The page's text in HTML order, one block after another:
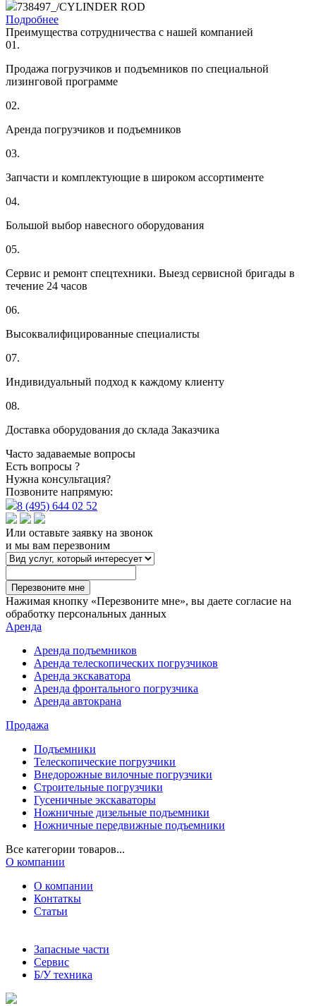
738497_/CYLINDER ROD
Подробнее
Преимущества сотрудничества с нашей компанией
01.
Продажа погрузчиков и подъемников по специальной
лизинговой программе
02.
Аренда погрузчиков и подъемников
03.
Запчасти и комплектующие в широком ассортименте
04.
Большой выбор навесного оборудования
05.
Сервис и ремонт спецтехники. Выезд сервисной бригады в
течение 24 часов
06.
Высоквалифицированные специалисты
07.
Индивидуальный подход к каждому клиенту
08.
Доставка оборудования до склада Заказчика
Часто задаваемые вопросы
Есть вопросы ?
Нужна консультация?
Позвоните напрямую:
8 (495) 644 02 52
Или оставьте заявку на звонок
и мы вам перезвоним
Перезвоните мне
Нажимая кнопку «Перезвоните мне», вы даете согласие на
обработку персональных данных
Аренда
Аренда подъемников
Аренда телескопических погрузчиков
Аренда экскаватора
Аренда фронтального погрузчика
Аренда автокрана
Продажа
Подъемники
Телескопические погрузчики
Внедорожные вилочные погрузчики
Строительные погрузчики
Гусеничные экскаваторы
Ножничные дизельные подъемники
Ножничные передвижные подъемники
Все категории товаров...
О компании
О компании
Контаткы
Статьи
Запасные части
Сервис
Б/У техника